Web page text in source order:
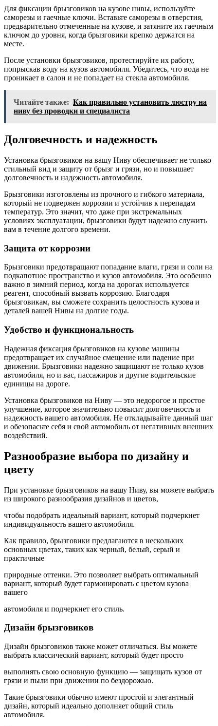
Для фиксации брызговиков на кузове нивы, используйте
саморезы и гаечные ключи. Вставьте саморезы в отверстия,
предварительно отмеченные на кузове, и затяните их гаечным
ключом до уровня, когда брызговики крепко держатся на
месте.
После установки брызговиков, протестируйте их работу,
попрыскав воду на кузов автомобиля. Убедитесь, что вода не
проникает в салон и не попадает на стекла автомобиля.
Читайте также: Как правильно установить люстру на
ниву без проводки и специалиста
Долговечность и надежность
Установка брызговиков на вашу Ниву обеспечивает не только
стильный вид и защиту от брызг и грязи, но и повышает
долговечность и надежность автомобиля.
Брызговики изготовлены из прочного и гибкого материала,
который не подвержен коррозии и устойчив к перепадам
температур. Это значит, что даже при экстремальных
условиях эксплуатации, брызговики будут надежно служить
вам в течение долгого времени.
Защита от коррозии
Брызговики предотвращают попадание влаги, грязи и соли на
подкапотное пространство и кузов автомобиля. Это особенно
важно в зимний период, когда на дорогах используется
реагент, способный вызвать коррозию. Благодаря
брызговикам, вы сможете сохранить целостность кузова и
деталей вашей Нивы на долгие годы.
Удобство и функциональность
Надежная фиксация брызговиков на кузове машины
предотвращает их случайное смещение или падение при
движении. Брызговики надежно защищают не только кузов
автомобиля, но и вас, пассажиров и другие водительские
единицы на дороге.
Установка брызговиков на Ниву — это недорогое и простое
улучшение, которое значительно повысит долговечность и
надежность вашего автомобиля. Не откладывайте данный шаг
и обезопасьте себя и свой автомобиль от негативных внешних
воздействий.
Разнообразие выбора по дизайну и
цвету
При установке брызговиков на вашу Ниву, вы можете выбрать
из широкого разнообразия дизайнов и цветов,
чтобы подобрать идеальный вариант, который подчеркнет
индивидуальность вашего автомобиля.
Как правило, брызговики предлагаются в нескольких
основных цветах, таких как черный, белый, серый и
практичные
природные оттенки. Это позволяет выбрать оптимальный
вариант, который будет гармонировать с цветом кузова
вашего
автомобиля и подчеркнет его стиль.
Дизайн брызговиков
Дизайн брызговиков также может отличаться. Вы можете
выбрать классический вариант, который будет просто
выполнять свою основную функцию — защищать кузов от
грязи и пыли при движении по бездорожью.
Такие брызговики обычно имеют простой и элегантный
дизайн, который идеально дополняет общий стиль
автомобиля.